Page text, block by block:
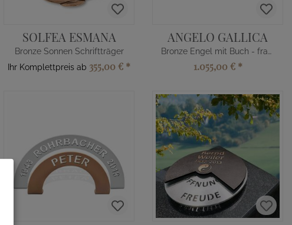
SOLFEA ESMANA
Bronze Sonnen Schriftträger
Ihr Komplettpreis ab 355,00 € *
ANGELO GALLICA
Bronze Engel mit Buch - französisch
1.055,00 € *